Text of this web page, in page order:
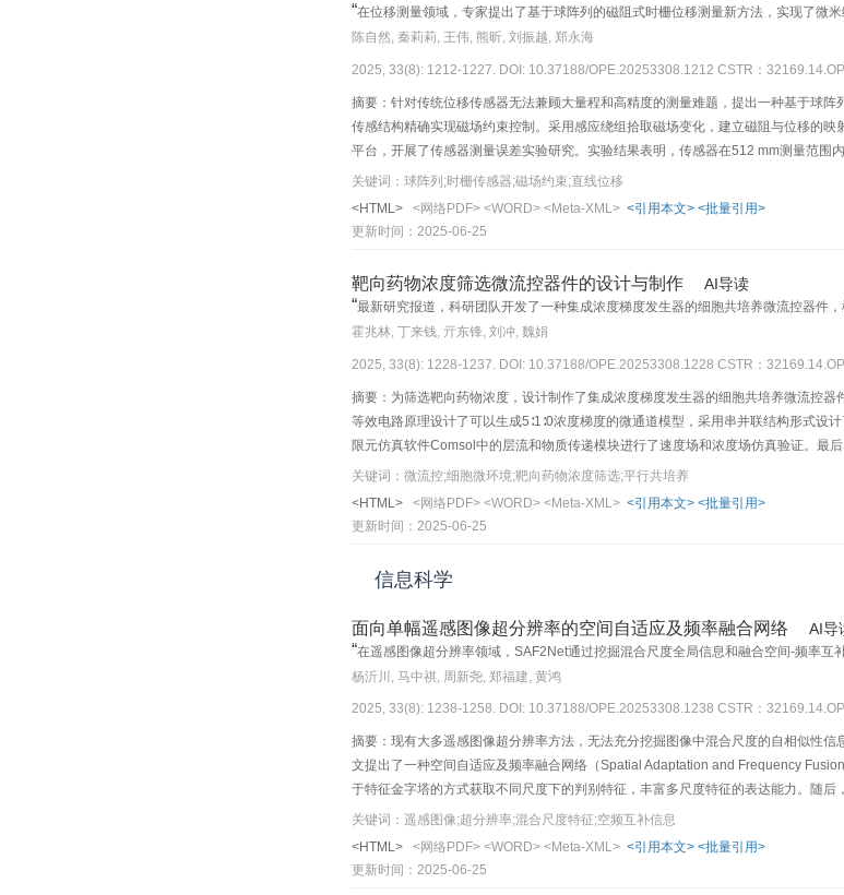
“在位移测量领域，专家提出了基于球阵列的磁阻式时栅位移测量新方法，实现了微
陈自然, 秦莉莉, 王伟, 熊昕, 刘振越, 郑永海
2025, 33(8): 1212-1227. DOI: 10.37188/OPE.20253308.1212 CSTR：
摘要：针对传统位移传感器无法兼顾大量程和高精度的测量难题，提出一种基于球
传感结构精确实现磁场约束控制。采用感应绕组拾取磁场变化，建立磁阻与位移的
平台，开展了传感器测量误差实验研究。实验结果表明，传感器在512 mm测量范
低了传感器的制造难度，量程可按需扩展，无需借助细分技术实现高分辨力位移测
关键词：球阵列;时栅传感器;磁场约束;直线位移
<HTML>
<网络PDF> <WORD> <Meta-XML> <引用本文> <批量引用>
更新时间：2025-06-25
靶向药物浓度筛选微流控器件的设计与制作 AI导读
“最新研究报道，科研团队开发了一种集成浓度梯度发生器的细胞共培养微流控器件
霍兆林, 丁来钱, 亓东锋, 刘冲, 魏娟
2025, 33(8): 1228-1237. DOI: 10.37188/OPE.20253308.1228 CSTR：
摘要：为筛选靶向药物浓度，设计制作了集成浓度梯度发生器的细胞共培养微流控
等效电路原理设计了可以生成5∶1∶0浓度梯度的微通道模型，采用串并联结构形式
限元仿真软件Comsol中的层流和物质传递模块进行了速度场和浓度场仿真验证。最
拟药物浓度分布；在器件内进行了Hela细胞与A549细胞的共培养，并分析了两种细
梯度（浓度比例5∶1∶0），每一分支的细胞培养单元内浓度差异在0.1%以内；细胞
长规律，细胞膜染色实验表明在该微流控器件内能够实现两种细胞的平行共培养。
关键词：微流控;细胞微环境;靶向药物浓度筛选;平行共培养
<HTML>
<网络PDF> <WORD> <Meta-XML> <引用本文> <批量引用>
更新时间：2025-06-25
信息科学
面向单幅遥感图像超分辨率的空间自适应及频率融合网络 AI导
“在遥感图像超分辨率领域，SAF2Net通过挖掘混合尺度全局信息和融合空间-频率互
杨沂川, 马中祺, 周新尧, 郑福建, 黄鸿
2025, 33(8): 1238-1258. DOI: 10.37188/OPE.20253308.1238 CSTR：
摘要：现有大多遥感图像超分辨率方法，无法充分挖掘图像中混合尺度的自相似性
文提出了一种空间自适应及频率融合网络（Spatial Adaptation and Frequency
于特征金字塔的方式获取不同尺度下的判别特征，丰富多尺度特征的表达能力。随
自适应选择块和频率分离选择块，融合空间-频率互补信息以增强局部特征，提高模
量评价指标结果均优于其他对比方法。以UCMerced数据集3倍超分辨率为例，本
面，SAF
Net能够恢复出更多清晰的纹理细节。实验结果表明，本文所提出的SAF
关键词：遥感图像;超分辨率;混合尺度特征;空频互补信息
<HTML>
<网络PDF> <WORD> <Meta-XML> <引用本文> <批量引用>
更新时间：2025-06-25